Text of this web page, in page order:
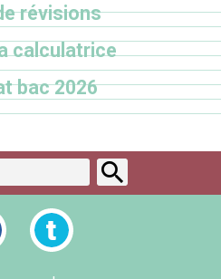
révisions
calculatrice
bac 2026